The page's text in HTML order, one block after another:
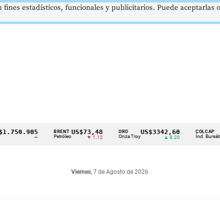
BRENT
Petróleo
US$73,48
▼ 1.12
ORO
Onza Troy
US$3342,60 COLCAP
Índ. Bursátil
Viernes, 7 de Agosto de 2026
estadísticos, funcionales y publicitarios. Puede aceptarlas